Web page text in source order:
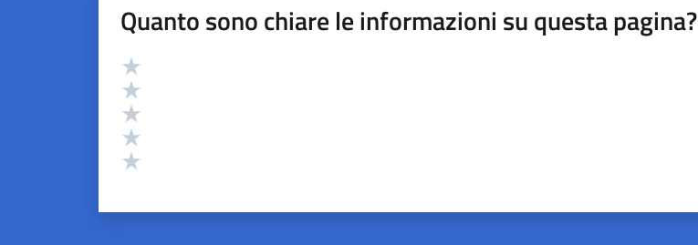
Quanto sono chiare le informazioni su questa pagina?
Valutazione